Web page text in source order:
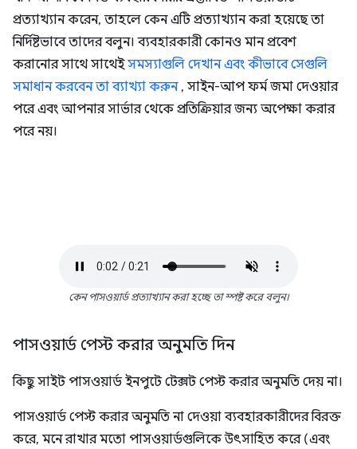
প্রত্যাখ্যান করেন, তাহলে কেন এটি প্রত্যাখ্যান করা হয়েছে তা
নির্দিষ্টভাবে তাদের বলুন। ব্যবহারকারী কোনও মান প্রবেশ
করানোর সাথে সাথেইসমস্যাগুলি দেখান এবং কীভাবে সেগুলি
সমাধান করবেন তা ব্যাখ্যা করুন, সাইন-আপ ফর্ম জমা দেওয়ার
পরে এবং আপনার সার্ভার থেকে প্রতিক্রিয়ার জন্য অপেক্ষা করার
পরে নয়।
কেন পাসওয়ার্ড প্রত্যাখ্যান করা হচ্ছে তা স্পষ্ট করে বলুন।
পাসওয়ার্ড পেস্ট করার অনুমতি দিন
কিছু সাইট পাসওয়ার্ড ইনপুটে টেক্সট পেস্ট করার অনুমতি দেয় না।
পাসওয়ার্ড পেস্ট করার অনুমতি না দেওয়া ব্যবহারকারীদের বিরক্ত
করে, মনে রাখার মতো পাসওয়ার্ডগুলিকে উৎসাহিত করে (এবং